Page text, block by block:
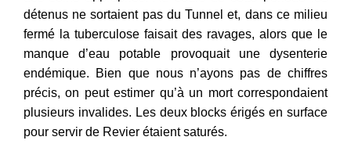
détenus ne sortaient pas du Tunnel et, dans ce milieu
fermé la tuberculose faisait des ravages, alors que le
manque d’eau potable provoquait une dysenterie
endémique. Bien que nous n’ayons pas de chiffres
précis, on peut estimer qu’à un mort correspondaient
plusieurs invalides. Les deux blocks érigés en surface
pour servir de Revier étaient saturés.